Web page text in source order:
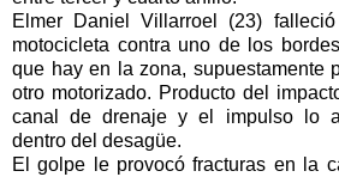
Elmer Daniel Villarroel (23)
motocicleta contra uno de los
que hay en la zona, supuestamente
otro motorizado. Producto del
canal de drenaje y el impulso lo
dentro del desagüe.
El golpe le provocó fracturas en la